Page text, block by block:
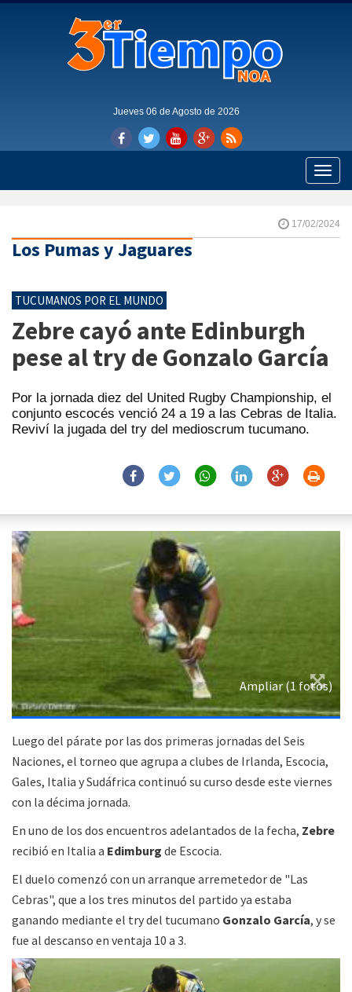
Jueves 06 de Agosto de 2026
Toggle
17/02/2024
Los Pumas y Jaguares
TUCUMANOS POR EL MUNDO
Zebre cayó ante Edinburgh
pese al try de Gonzalo García
Por la jornada diez del United Rugby Championship, el
conjunto escocés venció 24 a 19 a las Cebras de Italia.
Reviví la jugada del try del medioscrum tucumano.
Ampliar (1 fotos)
Luego del párate por las dos primeras jornadas del Seis
Naciones, el torneo que agrupa a clubes de Irlanda, Escocia,
Gales, Italia y Sudáfrica continuó su curso desde este viernes
con la décima jornada.
En uno de los dos encuentros adelantados de la fecha, Zebre
recibió en Italia a Edimburg de Escocia.
El duelo comenzó con un arranque arremetedor de "Las
Cebras", que a los tres minutos del partido ya estaba
ganando mediante el try del tucumano Gonzalo García, y se
fue al descanso en ventaja 10 a 3.